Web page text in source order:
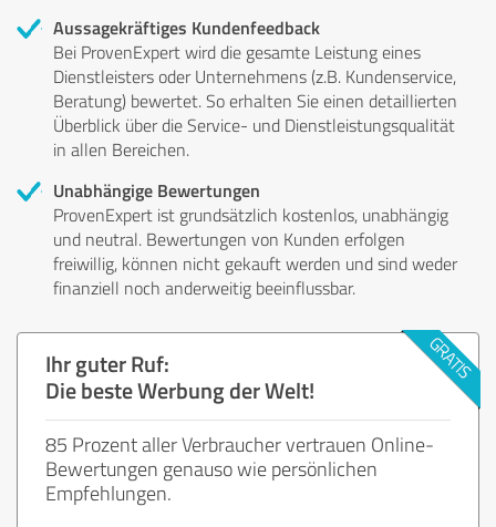
Aussagekräftiges Kundenfeedback
Bei ProvenExpert wird die gesamte Leistung eines
Dienstleisters oder Unternehmens (z.B. Kundenservice,
Beratung) bewertet. So erhalten Sie einen detaillierten
Überblick über die Service- und Dienstleistungsqualität
in allen Bereichen.
Unabhängige Bewertungen
ProvenExpert ist grundsätzlich kostenlos, unabhängig
und neutral. Bewertungen von Kunden erfolgen
freiwillig, können nicht gekauft werden und sind weder
finanziell noch anderweitig beeinflussbar.
Ihr guter Ruf:
Die beste Werbung der Welt!
85 Prozent aller Verbraucher vertrauen Online-
Bewertungen genauso wie persönlichen
Empfehlungen.